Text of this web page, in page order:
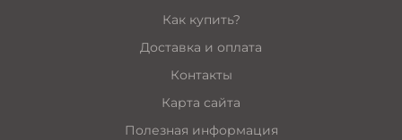
Как купить?
Доставка и оплата
Контакты
Карта сайта
Полезная информация